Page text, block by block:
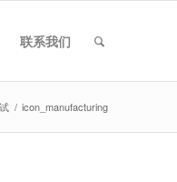
联系我们
/ icon_manufacturing